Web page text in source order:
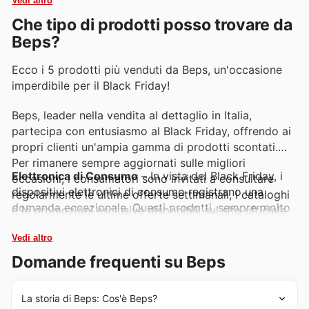
Che tipo di prodotti posso trovare da
Beps?
Ecco i 5 prodotti più venduti da Beps, un'occasione
imperdibile per il Black Friday!
Beps, leader nella vendita al dettaglio in Italia,
partecipa con entusiasmo al Black Friday, offrendo ai
propri clienti un'ampia gamma di prodotti scontati.
Per rimanere sempre aggiornati sulle migliori
occasioni, i consumatori sono invitati a consultare
regolarmente le ultime offerte settimanali, i cataloghi
e le promozioni esclusive disponibili sul sito ufficiale
fare acquisti intelligenti.
Elettronica di Consumo – In vista del Black Friday, i
dispositivi elettronici di consumo registrano una
domanda eccezionale. Questi prodotti, sempre molto
Beps, con sconti che li rendono ancora più accessibili.
Consultate subito le Beps weekly ads per non perdere
le migliori offerte.
Elettrodomestici – Gli elettrodomestici sono tra i
Vedi altro
Domande frequenti su Beps
La storia di Beps: Cos'è Beps?